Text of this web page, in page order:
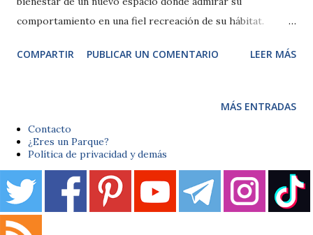
comportamiento en una fiel recreación de su hábitat.
albergar desde la diminuta musaraña elefante hasta los
rinocerontes en un momento excepcional con sus recientes
de 20 actividades diarias ofrecen una experiencia completa
de “ocio con causa”. musarañas elefante Valencia, 1 de abril
de 2026.- La diversidad biológica de nuestro planeta nunca
deja de sorprendernos y este tesoro se hace
especialmente visible en BIOPARC Valencia , al acercar la
COMPARTIR PUBLICAR UN COMENTARIO LEER MÁS
MÁS ENTRADAS
Contacto
¿Eres un Parque?
Política de privacidad y demás